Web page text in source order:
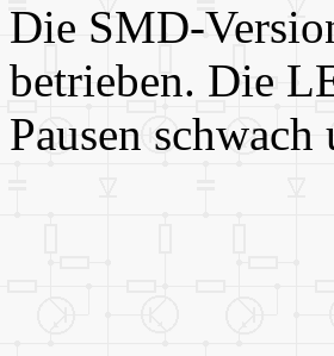
Die SMD-
betrieben. Die
Pausen